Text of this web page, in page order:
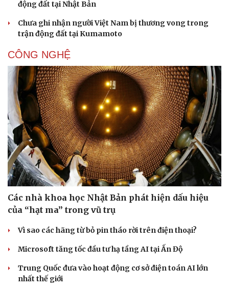
động đất tại Nhật Bản
Chưa ghi nhận người Việt Nam bị thương vong trong
trận động đất tại Kumamoto
CÔNG NGHỆ
Các nhà khoa học Nhật Bản phát hiện dấu hiệu
của “hạt ma” trong vũ trụ
Vì sao các hãng từ bỏ pin tháo rời trên điện thoại?
Microsoft tăng tốc đầu tư hạ tầng AI tại Ấn Độ
Trung Quốc đưa vào hoạt động cơ sở điện toán AI lớn
nhất thế giới